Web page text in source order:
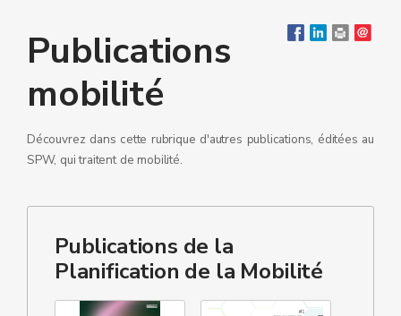
Publications
mobilité
Découvrez dans cette rubrique d'autres publications, éditées au
SPW, qui traitent de mobilité.
Publications de la
Planification de la Mobilité